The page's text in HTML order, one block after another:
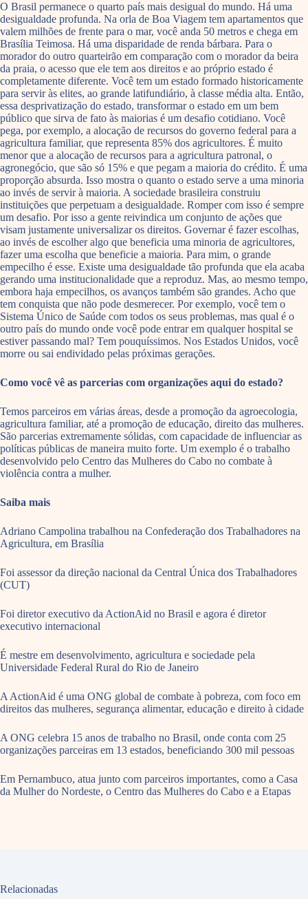
O Brasil permanece o quarto país mais desigual do mundo. Há uma
desigualdade profunda. Na orla de Boa Viagem tem apartamentos que
valem milhões de frente para o mar, você anda 50 metros e chega em
Brasília Teimosa. Há uma disparidade de renda bárbara. Para o
morador do outro quarteirão em comparação com o morador da beira
da praia, o acesso que ele tem aos direitos e ao próprio estado é
completamente diferente. Você tem um estado formado historicamente
para servir às elites, ao grande latifundiário, à classe média alta. Então,
essa desprivatização do estado, transformar o estado em um bem
público que sirva de fato às maiorias é um desafio cotidiano. Você
pega, por exemplo, a alocação de recursos do governo federal para a
agricultura familiar, que representa 85% dos agricultores. É muito
menor que a alocação de recursos para a agricultura patronal, o
agronegócio, que são só 15% e que pegam a maioria do crédito. É uma
proporção absurda. Isso mostra o quanto o estado serve a uma minoria
ao invés de servir à maioria. A sociedade brasileira construiu
instituições que perpetuam a desigualdade. Romper com isso é sempre
um desafio. Por isso a gente reivindica um conjunto de ações que
visam justamente universalizar os direitos. Governar é fazer escolhas,
ao invés de escolher algo que beneficia uma minoria de agricultores,
fazer uma escolha que beneficie a maioria. Para mim, o grande
empecilho é esse. Existe uma desigualdade tão profunda que ela acaba
gerando uma institucionalidade que a reproduz. Mas, ao mesmo tempo,
embora haja empecilhos, os avanços também são grandes. Acho que
tem conquista que não pode desmerecer. Por exemplo, você tem o
Sistema Único de Saúde com todos os seus problemas, mas qual é o
outro país do mundo onde você pode entrar em qualquer hospital se
estiver passando mal? Tem pouquíssimos. Nos Estados Unidos, você
morre ou sai endividado pelas próximas gerações.
Como você vê as parcerias com organizações aqui do estado?
Temos parceiros em várias áreas, desde a promoção da agroecologia,
agricultura familiar, até a promoção de educação, direito das mulheres.
São parcerias extremamente sólidas, com capacidade de influenciar as
políticas públicas de maneira muito forte. Um exemplo é o trabalho
desenvolvido pelo Centro das Mulheres do Cabo no combate à
violência contra a mulher.
Saiba mais
Adriano Campolina trabalhou na Confederação dos Trabalhadores na
Agricultura, em Brasília
Foi assessor da direção nacional da Central Única dos Trabalhadores
(CUT)
Foi diretor executivo da ActionAid no Brasil e agora é diretor
executivo internacional
É mestre em desenvolvimento, agricultura e sociedade pela
Universidade Federal Rural do Rio de Janeiro
A ActionAid é uma ONG global de combate à pobreza, com foco em
direitos das mulheres, segurança alimentar, educação e direito à cidade
A ONG celebra 15 anos de trabalho no Brasil, onde conta com 25
organizações parceiras em 13 estados, beneficiando 300 mil pessoas
Em Pernambuco, atua junto com parceiros importantes, como a Casa
da Mulher do Nordeste, o Centro das Mulheres do Cabo e a Etapas
Relacionadas